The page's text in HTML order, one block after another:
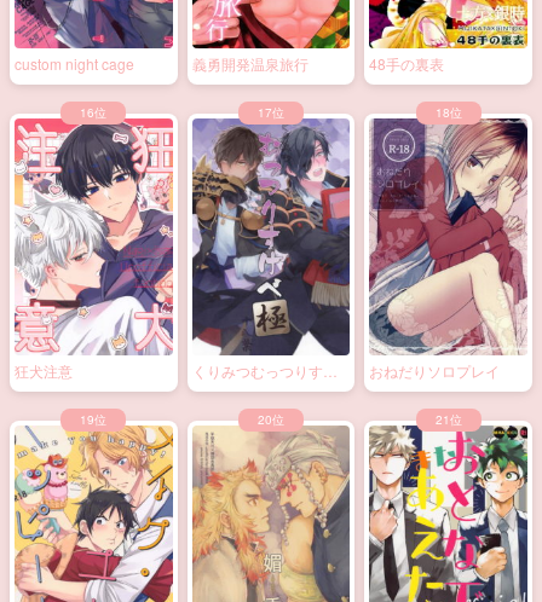
custom night cage 義勇開発温泉旅行 48手の裏表
狂犬注意
くりみつむっつりすけ
べ極
おねだりソロプレイ